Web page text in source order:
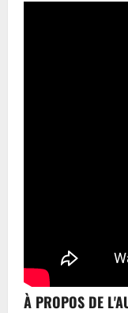
À PROPOS DE